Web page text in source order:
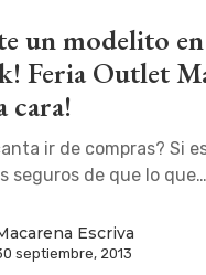
un modelito en
Feria Outlet
cara!
ir de compras? Si
seguros de que lo que…
Escriva
septiembre, 2013